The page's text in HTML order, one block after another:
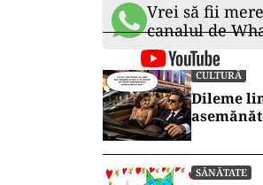
Vrei să fii
canalul de
CULTURĂ
Dileme
SĂNĂTATE